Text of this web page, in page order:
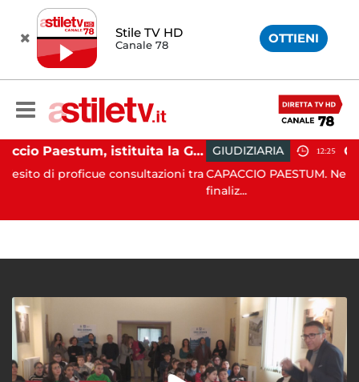
Stile TV HD
Canale 78 OTTIENI
Capaccio Paestum, istituita la Guardia Medica Turistica presso il Psaut di Piazza Santini
consultazioni tra
GIUDIZIARIA 12:25
CAPACCIO PAESTUM. Nell’ambito delle